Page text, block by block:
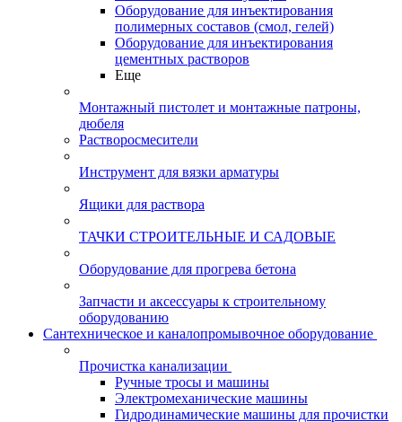
Оборудование для инъектирования
полимерных составов (смол, гелей)
Оборудование для инъектирования
цементных растворов
Еще
Монтажный пистолет и монтажные патроны,
дюбеля
Растворосмесители
Инструмент для вязки арматуры
Ящики для раствора
ТАЧКИ СТРОИТЕЛЬНЫЕ И САДОВЫЕ
Оборудование для прогрева бетона
Запчасти и аксессуары к строительному
оборудованию
Сантехническое и каналопромывочное оборудование
Прочистка канализации
Ручные тросы и машины
Электромеханические машины
Гидродинамические машины для прочистки